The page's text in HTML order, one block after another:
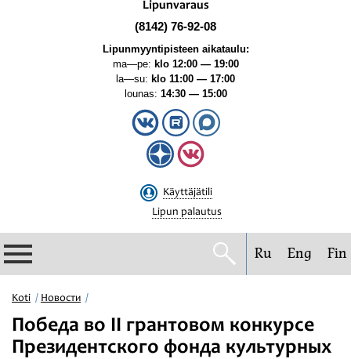
Lipunvaraus
(8142) 76-92-08
Lipunmyyntipisteen aikataulu:
ma—pe: klo 12:00 — 19:00
la—su: klo 11:00 — 17:00
lounas: 14:30 — 15:00
Käyttäjätili
Lipun palautus
Filharmonia
Konserttikalenteri
Ru Eng Fin
Koti Новости
Победа во II грантовом конкурсе
Президентского фонда культурных